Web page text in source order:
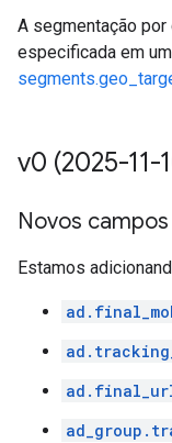
A segmentação
especificada em
v0 (2025-11-
Novos campos
Estamos